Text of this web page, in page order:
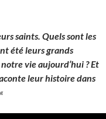
saints. Quels sont les
été leurs grands
vie aujourd’hui ? Et
leur histoire dans
«